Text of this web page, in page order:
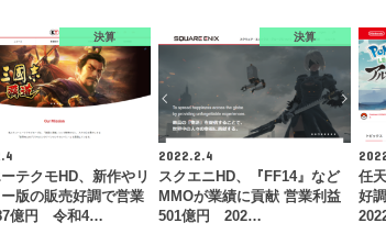
決算
テクモHD、新作やリ
版の販売好調で営業
億円 令和4…
決算
2022.2.4
スクエニHD、『FF14』など
MMOが業績に貢献 営業利益
501億円 202…
任
好